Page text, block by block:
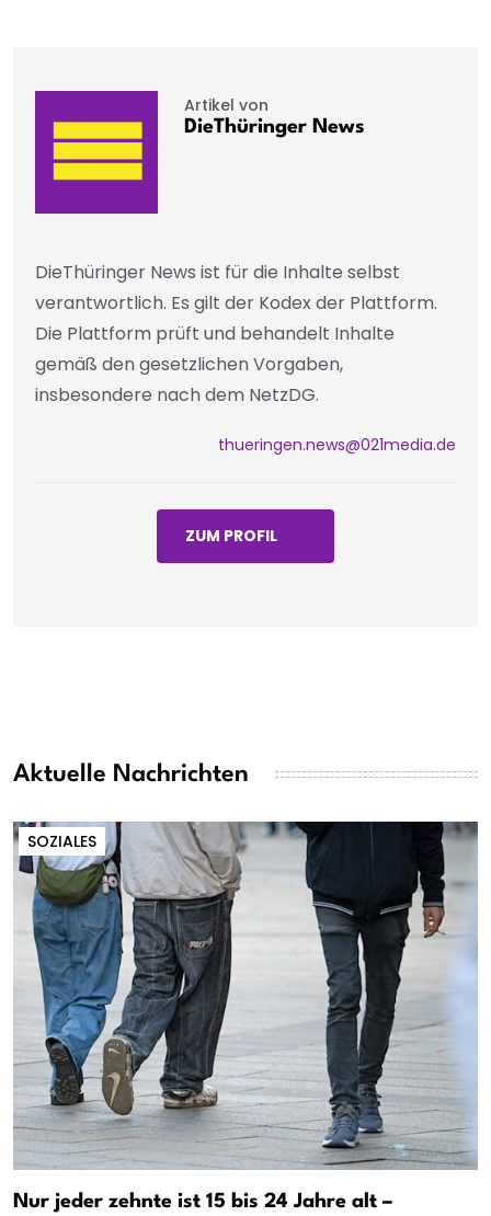
Artikel von
DieThüringer News
DieThüringer News ist für die Inhalte selbst
verantwortlich. Es gilt der Kodex der Plattform.
Die Plattform prüft und behandelt Inhalte
gemäß den gesetzlichen Vorgaben,
insbesondere nach dem NetzDG.
thueringen.news@021media.de
ZUM PROFIL
Aktuelle Nachrichten
SOZIALES
Nur jeder zehnte ist 15 bis 24 Jahre alt –